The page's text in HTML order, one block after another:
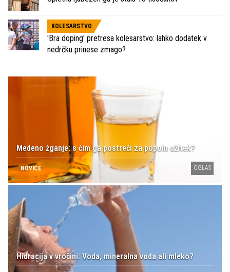
KOLESARSTVO
'Bra doping' pretresa kolesarstvo: lahko dodatek v
nedrčku prinese zmago?
Medeno žganje: s čim ga postreči za popoln užitek?
NOVICE OGLAS
Hidracija v vročini: Voda, mineralna voda ali mleko?